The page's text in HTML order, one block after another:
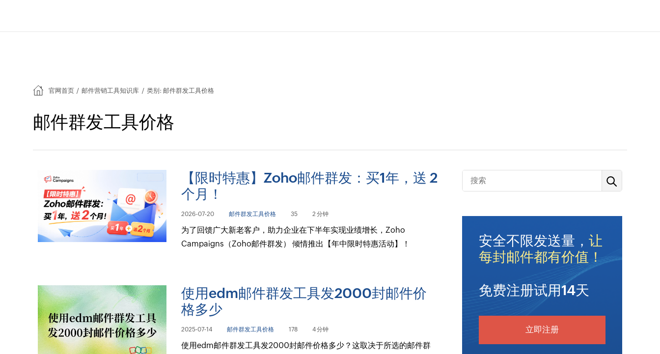
官网首页 / 邮件营销工具知识库 / 类别: 邮件群发工具价格
邮件群发工具价格
【限时特惠】Zoho邮件群发：买1年，送 2
个月！
2026-07-20 邮件群发工具价格 35 2 分钟
为了回馈广大新老客户，助力企业在下半年实现业绩增长，Zoho
Campaigns（Zoho邮件群发） 倾情推出【年中限时特惠活动】！
使用edm邮件群发工具发2000封邮件价
格多少
2025-07-14 邮件群发工具价格 178 4 分钟
使用edm邮件群发工具发2000封邮件价格多少？这取决于所选的邮件群
安全不限发送量，让
每封邮件都有价值！
免费注册试用14天
立即注册